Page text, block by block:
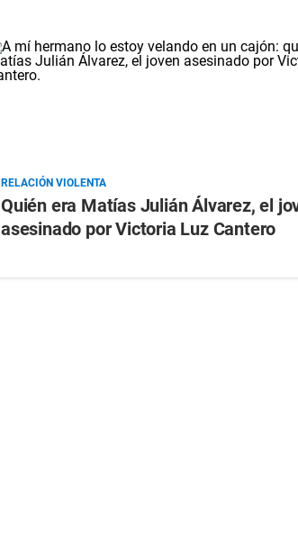
RELACIÓN VIOLENTA
Quién era Matías Julián Álvarez, el
asesinado por Victoria Luz Cantero